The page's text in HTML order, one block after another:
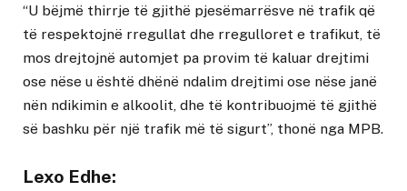
“U bëjmë thirrje të gjithë pjesëmarrësve në trafik që
të respektojnë rregullat dhe rregulloret e trafikut, të
mos drejtojnë automjet pa provim të kaluar drejtimi
ose nëse u është dhënë ndalim drejtimi ose nëse janë
nën ndikimin e alkoolit, dhe të kontribuojmë të gjithë
së bashku për një trafik më të sigurt”, thonë nga MPB.
Lexo Edhe: